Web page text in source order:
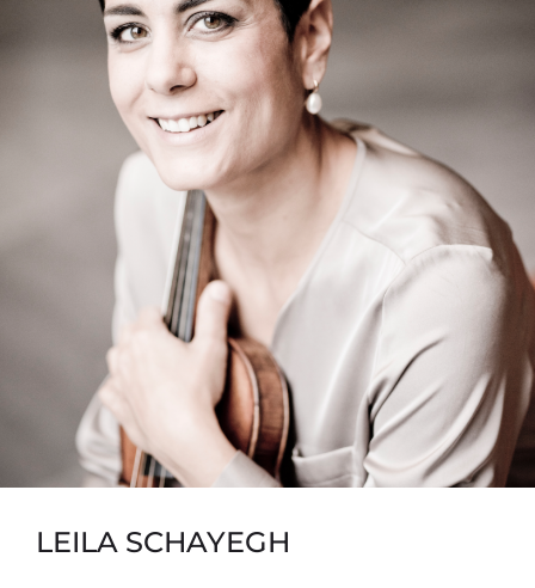
LEILA SCHAYEGH